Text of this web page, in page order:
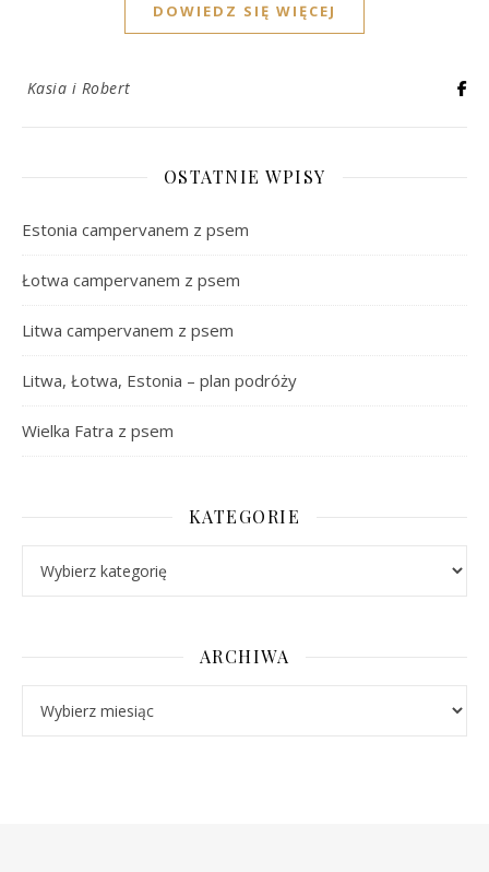
DOWIEDZ SIĘ WIĘCEJ
Kasia i Robert
OSTATNIE WPISY
Estonia campervanem z psem
Łotwa campervanem z psem
Litwa campervanem z psem
Litwa, Łotwa, Estonia – plan podróży
Wielka Fatra z psem
KATEGORIE
ARCHIWA